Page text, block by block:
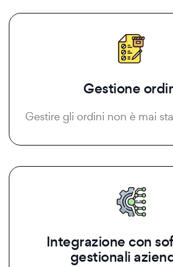
Gestione
Gestire gli ordini non è mai
Integrazione con
gestionali